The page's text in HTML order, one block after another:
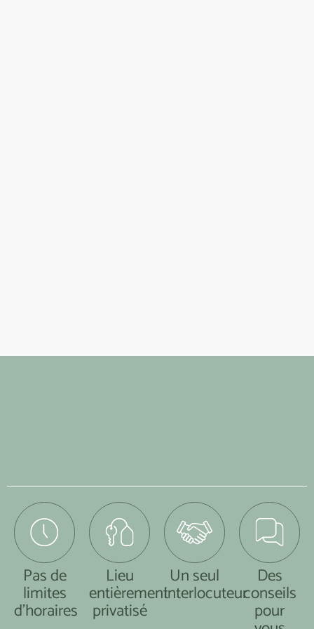
Pas de
limites
d’horaires
Lieu
entièrement
privatisé
Un seul
interlocuteur
Des
conseils
pour